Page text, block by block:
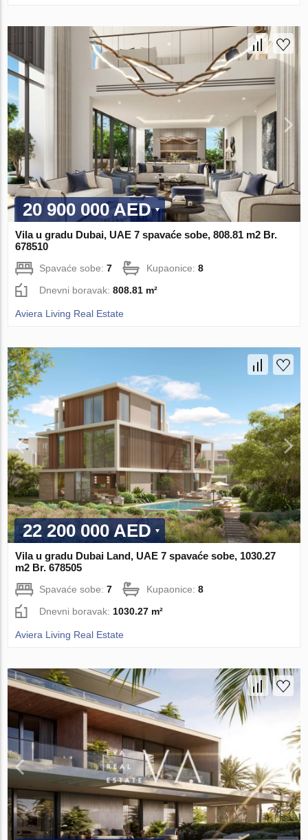
20 900 000 AED
Vila u gradu Dubai, UAE 7 spavaće sobe, 808.81 m2 Br.
678510
Spavaće sobe:7 Kupaonice:8
Dnevni boravak:808.81 m²
Aviera Living Real Estate
22 200 000 AED
Vila u gradu Dubai Land, UAE 7 spavaće sobe, 1030.27
m2 Br. 678505
Spavaće sobe:7 Kupaonice:8
Dnevni boravak: 1030.27 m²
Aviera Living Real Estate